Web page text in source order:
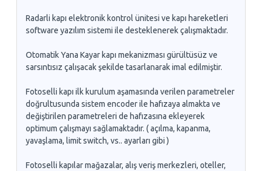
Radarli kapı elektronik kontrol ünitesi ve kapı hareketleri
software yazılım sistemi ile desteklenerek çalışmaktadır.
Otomatik Yana Kayar kapı mekanizması gürültüsüz ve
sarsıntısız çalışacak şekilde tasarlanarak imal edilmiştir.
Fotoselli kapı ilk kurulum aşamasında verilen parametreler
doğrultusunda sistem encoder ile hafızaya almakta ve
değiştirilen parametreleri de hafızasına ekleyerek
optimum çalışmayı sağlamaktadır. ( açılma, kapanma,
yavaşlama, limit switch, vs.. ayarları gibi )
Fotoselli kapılar mağazalar, alış veriş merkezleri, oteller,